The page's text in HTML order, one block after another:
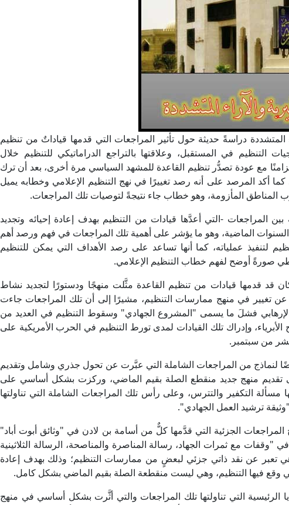
المتشددة دراسةً حديثة حول تأثير المراجعات التي قدمها قياداتٌ من تنظيم
التنظيم في المستقبل، وعلاقتها بالتراجع الدراماتيكي للتنظيم خلال
مع عودة تصدُّر تنظيم القاعدة للمشهد السياسي مرة أخرى، بعد أن ترك
أكد المرصد على أنه رصد تغييرًا في نهج التنظيم الإعلامي وخطابه يميل
المأزومة، وهو خطاب جاء نتيجةً لتوصيات تلك المراجعات.
المراجعات -التي أعدَّها قيادات من التنظيم بهدف إعادة إحيائه وتجديد
الماضية، وهو ما يؤشر على أهمية تلك المراجعات في فهم ورصد أهم
لتنفيذ عملياته، كما أنها تساعد على رصد الأهداف التي يمكن للتنظيم
صورةً أوضح لفهم خطاب التنظيم الإعلامي.
قدمها قيادات من تنظيم القاعدة مثَّلت منهجًا ودستورًا لتجديد نشاط
عن تغيير في منهج ممارسات التنظيم، مشيرًا إلى أن تلك المراجعات جاءت
فشلَ ما يسمى "المشروع الجهادي" وسقوط التنظيم في العديد من
الأبرياء، وإدراك تلك القيادات لمدى تورط التنظيم في الحرب الأمريكية على
من سبتمبر.
من المراجعات الشاملة التي عبَّرت عن تحول جذري وشامل وتقديم
تقديم منهج جديد منقطع الصلة بقيم الماضي، وركزت بشكل أساسي على
التكفير والتترس، وعلى رأس تلك المراجعات الشاملة التي تناولتها
ترشيد العمل الجهادي".
الجزئية التي قدَّمها كلٌّ من أسامة بن لادن في "وثائق أبوت أباد"
مع ثمرات الجهاد، رسالة المناصرة والمناصحة، الرسالة الثلاثينية
تعبر عن نقد ذاتي جزئي لبعضٍ من ممارسات التنظيم؛ وذلك بهدف إعادة
وقع فيها التنظيم، وهي ليست منقطعة الصلة بقيم الماضي بشكل كامل.
التي تناولتها تلك المراجعات والتي أثَّرت بشكل أساسي في منهج